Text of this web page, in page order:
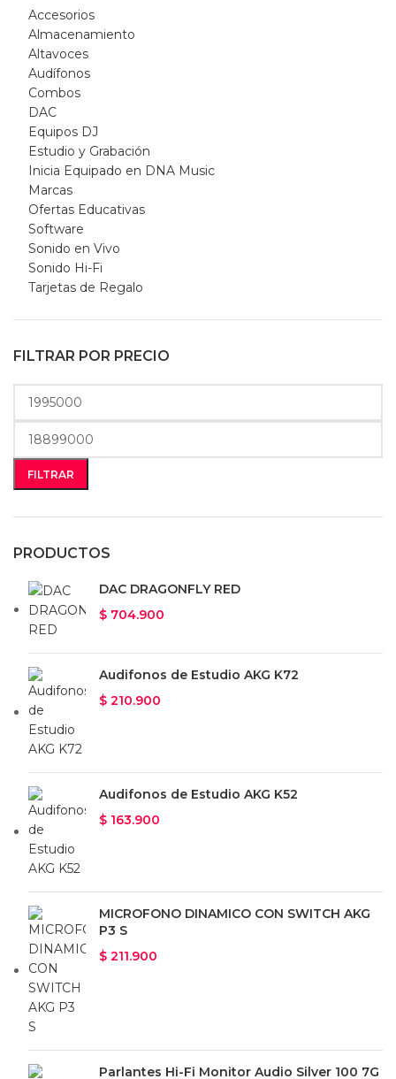
Accesorios
Almacenamiento
Altavoces
Audífonos
Combos
DAC
Equipos DJ
Estudio y Grabación
Inicia Equipado en DNA Music
Marcas
Ofertas Educativas
Software
Sonido en Vivo
Sonido Hi-Fi
Tarjetas de Regalo
FILTRAR POR PRECIO
FILTRAR
PRODUCTOS
DAC DRAGONFLY RED
$ 704.900
Audifonos de Estudio AKG K72
$ 210.900
Audifonos de Estudio AKG K52
$ 163.900
MICROFONO DINAMICO CON SWITCH AKG
P3 S
$ 211.900
Parlantes Hi-Fi Monitor Audio Silver 100 7G